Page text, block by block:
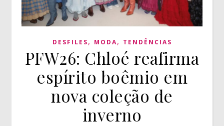
DESFILES, MODA, TENDÊNCIAS
PFW26: Chloé reafirma
espírito boêmio em
nova coleção de
inverno